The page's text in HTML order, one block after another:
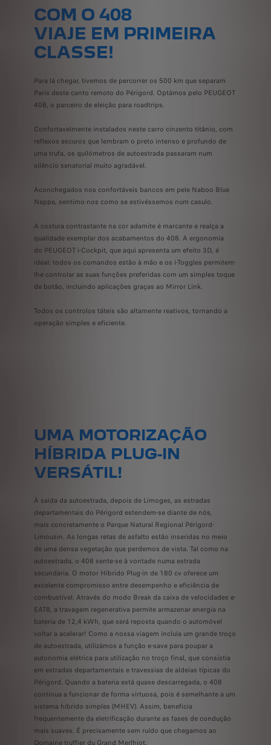
COM O 408
VIAJE EM PRIMEIRA
CLASSE!
Para lá chegar, tivemos de percorrer os 500 km que separam
Paris deste canto remoto do Périgord. Optámos pelo PEUGEOT
408, o parceiro de eleição para roadtrips.
Confortavelmente instalados neste carro cinzento titânio, com
reflexos escuros que lembram o preto intenso e profundo de
uma trufa, os quilómetros de autoestrada passaram num
silêncio senatorial muito agradável.
Aconchegados nos confortáveis bancos em pele Naboo Blue
Nappa, sentimo-nos como se estivéssemos num casulo.
A costura contrastante na cor adamite é marcante e realça a
qualidade exemplar dos acabamentos do 408. A ergonomia
do PEUGEOT i-Cockpit, que aqui apresenta um efeito 3D, é
ideal: todos os comandos estão à mão e os i-Toggles permitem-
lhe controlar as suas funções preferidas com um simples toque
de botão, incluindo aplicações graças ao Mirror Link.
Todos os controlos táteis são altamente reativos, tornando a
operação simples e eficiente.
UMA MOTORIZAÇÃO
HÍBRIDA PLUG-IN
VERSÁTIL!
À saída da autoestrada, depois de Limoges, as estradas
departamentais do Périgord estendem-se diante de nós,
mais concretamente o Parque Natural Regional Périgord-
Limousin. As longas retas de asfalto estão inseridas no meio
de uma densa vegetação que perdemos de vista. Tal como na
autoestrada, o 408 sente-se à vontade numa estrada
secundária. O motor Híbrido Plug-in de 180 cv oferece um
excelente compromisso entre desempenho e eficiência de
combustível. Através do modo Break da caixa de velocidades e-
EAT8, a travagem regenerativa permite armazenar energia na
bateria de 12,4 kWh, que será reposta quando o automóvel
voltar a acelerar! Como a nossa viagem incluía um grande troço
de autoestrada, utilizámos a função e-save para poupar a
autonomia elétrica para utilização no troço final, que consistia
em estradas departamentais e travessias de aldeias típicas do
Périgord. Quando a bateria está quase descarregada, o 408
continua a funcionar de forma virtuosa, pois é semelhante a um
sistema híbrido simples (MHEV). Assim, beneficia
frequentemente da eletrificação durante asfases de condução
mais suaves. É precisamente sem ruído que chegamos ao
Domaine truffier du Grand Merlhiot.